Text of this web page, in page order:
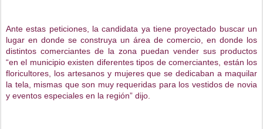
Ante estas peticiones, la candidata ya tiene proyectado buscar un
lugar en donde se construya un área de comercio, en donde los
distintos comerciantes de la zona puedan vender sus productos
“en el municipio existen diferentes tipos de comerciantes, están los
floricultores, los artesanos y mujeres que se dedicaban a maquilar
la tela, mismas que son muy requeridas para los vestidos de novia
y eventos especiales en la región” dijo.